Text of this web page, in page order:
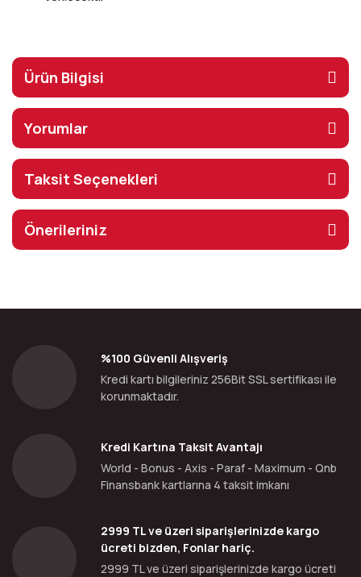
Ürün Bilgisi
Yorumlar
Taksit Seçenekleri
Önerileriniz
%100 Güvenli Alışveriş
Kredi kartı bilgileriniz 256Bit SSL sertifikası ile
korunmaktadır.
Kredi Kartına Taksit Avantajı
World - Bonus - Axis - Paraf - Maximum - Qnb
Finansbank kartlarına 4 taksit imkanı
2999 TL ve üzeri siparişlerinizde kargo
ücreti bizden, Fonlar hariç.
2999 TL ve üzeri siparişlerinizde kargo ücreti